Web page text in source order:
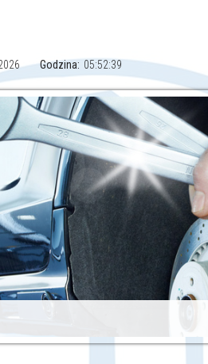
Godzina: 05:52:40